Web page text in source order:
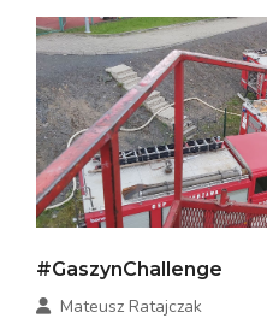
#GaszynChallenge
Mateusz Ratajczak